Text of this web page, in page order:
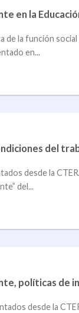
en la
de la función
en...
del
desde la
del...
políticas de
desde la